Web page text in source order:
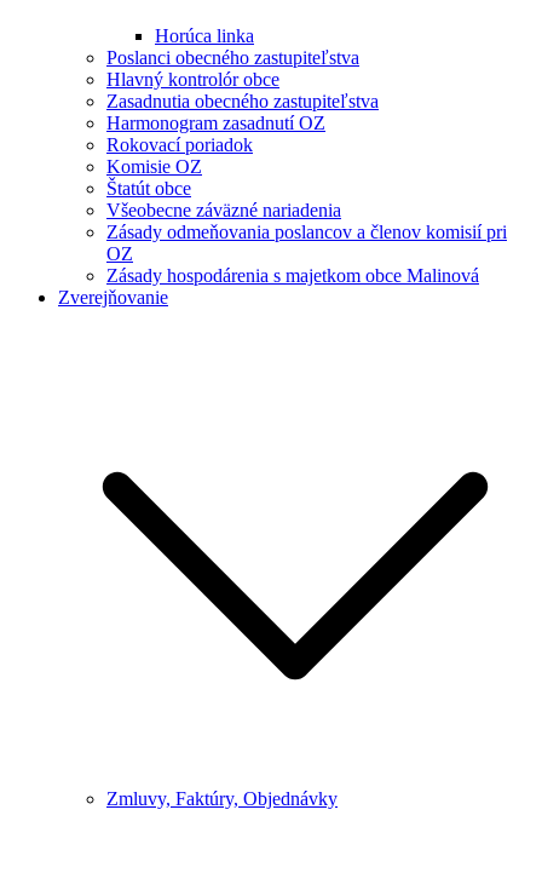
Horúca linka
Poslanci obecného zastupiteľstva
Hlavný kontrolór obce
Zasadnutia obecného zastupiteľstva
Harmonogram zasadnutí OZ
Rokovací poriadok
Komisie OZ
Štatút obce
Všeobecne záväzné nariadenia
Zásady odmeňovania poslancov a členov komisií pri
OZ
Zásady hospodárenia s majetkom obce Malinová
Zverejňovanie
Zmluvy, Faktúry, Objednávky